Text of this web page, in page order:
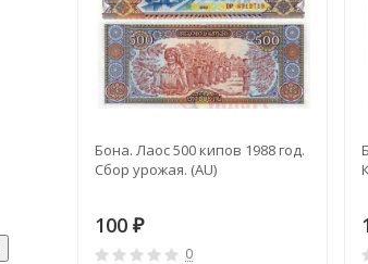
Бона. Лаос 500 кипов 1988 год.
Сбор урожая. (AU)
100 ₽
0